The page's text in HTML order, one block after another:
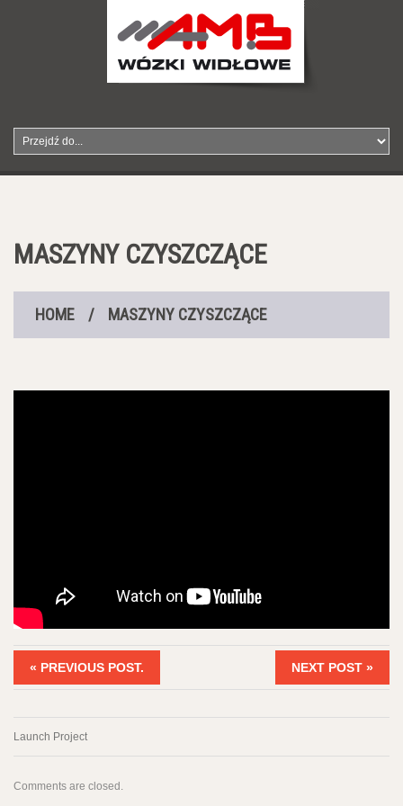
MASZYNY CZYSZCZĄCE
HOME / MASZYNY CZYSZCZĄCE
« PREVIOUS POST. NEXT POST »
Launch Project
Comments are closed.